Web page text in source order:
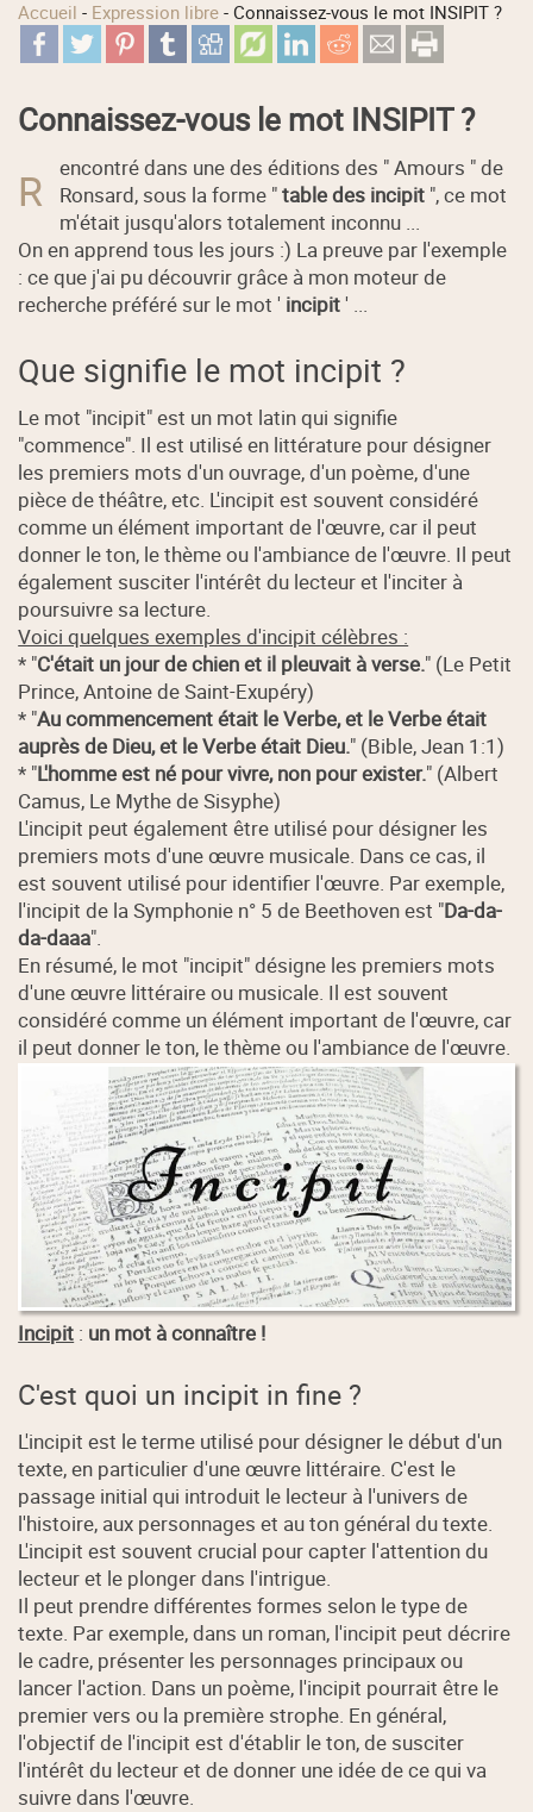
Accueil - Expression libre -Connaissez-vous le mot INSIPIT ?
Connaissez-vous le mot INSIPIT ?
R
encontré dans une des éditions des " Amours " de
Ronsard, sous la forme "table des incipit ", ce mot
m'était jusqu'alors totalement inconnu ...
On en apprend tous les jours :) La preuve par l'exemple
: ce que j'ai pu découvrir grâce à mon moteur de
recherche préféré sur le mot ' incipit' ...
Que signifie le mot incipit ?
Le mot "incipit" est un mot latin qui signifie
"commence". Il est utilisé en littérature pour désigner
les premiers mots d'un ouvrage, d'un poème, d'une
pièce de théâtre, etc. L'incipit est souvent considéré
comme un élément important de l'œuvre, car il peut
donner le ton, le thème ou l'ambiance de l'œuvre. Il peut
également susciter l'intérêt du lecteur et l'inciter à
poursuivre sa lecture.
Voici quelques exemples d'incipit célèbres :
* "C'était un jour de chien et il pleuvait à verse." (Le Petit
Prince, Antoine de Saint-Exupéry)
* "Au commencement était le Verbe, et le Verbe était
auprès de Dieu, et le Verbe était Dieu." (Bible, Jean 1:1)
* "L'homme est né pour vivre, non pour exister." (Albert
Camus, Le Mythe de Sisyphe)
L'incipit peut également être utilisé pour désigner les
premiers mots d'une œuvre musicale. Dans ce cas, il
est souvent utilisé pour identifier l'œuvre. Par exemple,
l'incipit de la Symphonie n° 5 de Beethoven est "Da-da-
da-daaa".
En résumé, le mot "incipit" désigne les premiers mots
d'une œuvre littéraire ou musicale. Il est souvent
considéré comme un élément important de l'œuvre, car
il peut donner le ton, le thème ou l'ambiance de l'œuvre.
Incipit : un mot à connaître !
C'est quoi un incipit in fine ?
L'incipit est le terme utilisé pour désigner le début d'un
texte, en particulier d'une œuvre littéraire. C'est le
passage initial qui introduit le lecteur à l'univers de
l'histoire, aux personnages et au ton général du texte.
L'incipit est souvent crucial pour capter l'attention du
lecteur et le plonger dans l'intrigue.
Il peut prendre différentes formes selon le type de
texte. Par exemple, dans un roman, l'incipit peut décrire
le cadre, présenter les personnages principaux ou
lancer l'action. Dans un poème, l'incipit pourrait être le
premier vers ou la première strophe. En général,
l'objectif de l'incipit est d'établir le ton, de susciter
l'intérêt du lecteur et de donner une idée de ce qui va
suivre dans l'œuvre.